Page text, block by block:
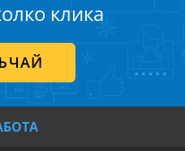
клика